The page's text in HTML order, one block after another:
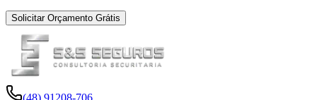
Solicitar Orçamento Grátis
(48) 91208-706